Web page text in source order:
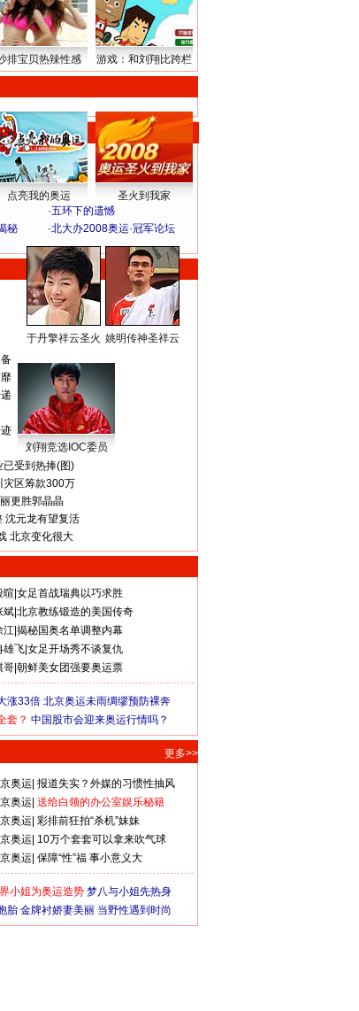
排宝贝热辣性感 游戏：和刘翔比跨栏
点亮我的奥运
圣火到我家
·五环下的遗憾
秘 ·北大办2008奥运·冠军论坛
于丹擎祥云圣火 姚明传神圣祥云
刘翔竞选IOC委员
已受到热捧(图)
灾区筹款300万
更胜郭晶晶
沈元龙有望复活
北京变化很大
暄 女足首战瑞典以巧求胜
斌 北京教练锻造的美国传奇
江 揭秘国奥名单调整内幕
雄飞 女足开场秀不谈复仇
哥 朝鲜美女团强要奥运票
涨33倍 北京奥运未雨绸缪预防裸奔
套？ 中国股市会迎来奥运行情吗？
更多>>
奥运 报道失实？外媒的习惯性抽风
奥运 送给白领的办公室娱乐秘籍
奥运 彩排前狂拍“杀机”妹妹
奥运 10万个套套可以拿来吹气球
奥运 保障“性”福 事小意义大
小姐为奥运造势 梦八与小姐先热身
胎 金牌衬娇妻美丽 当野性遇到时尚